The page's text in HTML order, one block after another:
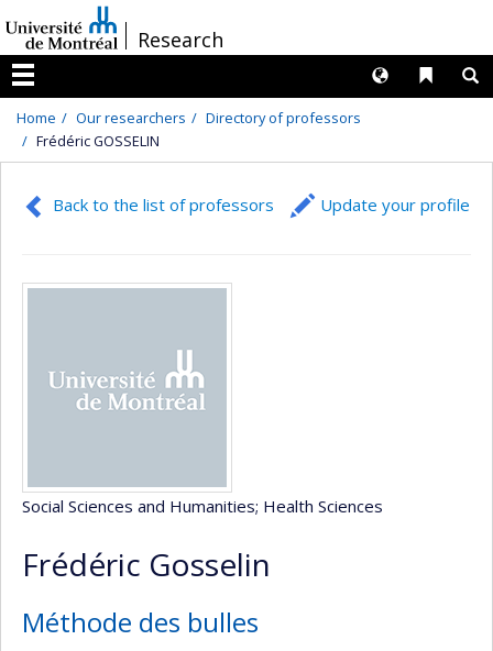
au
contenu
/Research
Menu
Liens
Langues
Home Our researchers
Directory of professors
Frédéric GOSSELIN
Back to the list of professors Update your profile
Social Sciences and Humanities; Health Sciences
Frédéric Gosselin
Méthode des bulles